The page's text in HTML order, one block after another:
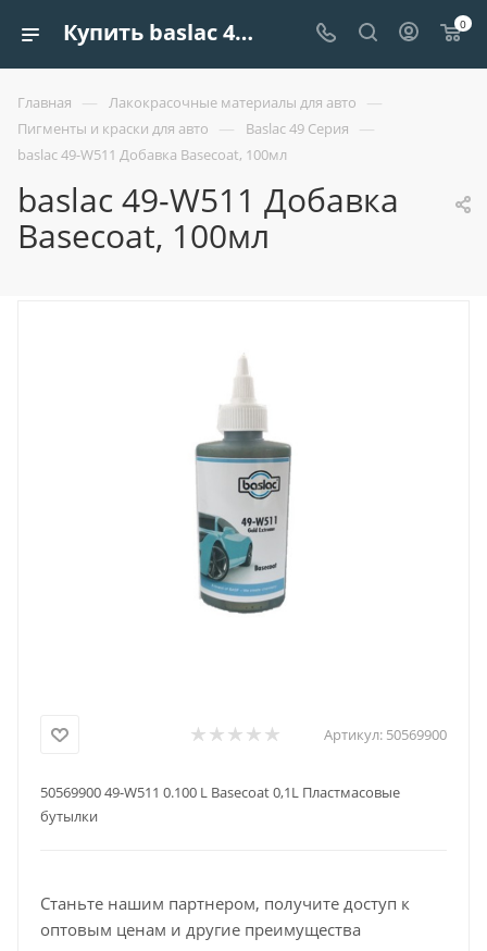
Купить baslac 49-w511 добавка basecoat, 100мл | Европроект Tрейдинг 0
Главная — Лакокрасочные материалы для авто —
Пигменты и краски для авто — Baslac 49 Серия —
baslac 49-W511 Добавка Basecoat, 100мл
baslac 49-W511 Добавка
Basecoat, 100мл
Артикул: 50569900
50569900 49-W511 0.100 L Basecoat 0,1L Пластмасовые
бутылки
Станьте нашим партнером, получите доступ к
оптовым ценам и другие преимущества